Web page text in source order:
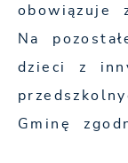
obowiązuje
Na
dzieci z
Gminę